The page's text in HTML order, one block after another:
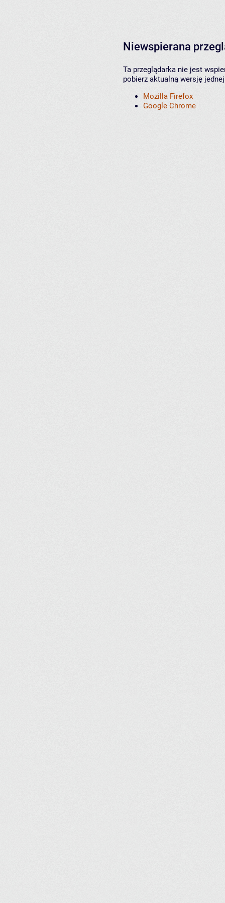
Niewspierana
Ta przeglądarka nie jest
pobierz aktualną wersję
Mozilla Firefox
Google Chrome